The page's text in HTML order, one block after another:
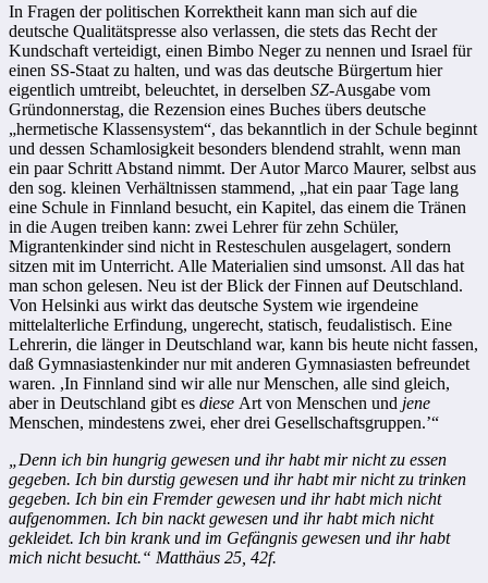
In Fragen der politischen Korrektheit kann man sich auf die
deutsche Qualitätspresse also verlassen, die stets das Recht der
Kundschaft verteidigt, einen Bimbo Neger zu nennen und Israel für
einen SS-Staat zu halten, und was das deutsche Bürgertum hier
eigentlich umtreibt, beleuchtet, in derselben SZ-Ausgabe vom
Gründonnerstag, die Rezension eines Buches übers deutsche
„hermetische Klassensystem“, das bekanntlich in der Schule beginnt
und dessen Schamlosigkeit besonders blendend strahlt, wenn man
ein paar Schritt Abstand nimmt. Der Autor Marco Maurer, selbst aus
den sog. kleinen Verhältnissen stammend, „hat ein paar Tage lang
eine Schule in Finnland besucht, ein Kapitel, das einem die Tränen
in die Augen treiben kann: zwei Lehrer für zehn Schüler,
Migrantenkinder sind nicht in Resteschulen ausgelagert, sondern
sitzen mit im Unterricht. Alle Materialien sind umsonst. All das hat
man schon gelesen. Neu ist der Blick der Finnen auf Deutschland.
Von Helsinki aus wirkt das deutsche System wie irgendeine
mittelalterliche Erfindung, ungerecht, statisch, feudalistisch. Eine
Lehrerin, die länger in Deutschland war, kann bis heute nicht fassen,
daß Gymnasiastenkinder nur mit anderen Gymnasiasten befreundet
waren. ,In Finnland sind wir alle nur Menschen, alle sind gleich,
aber in Deutschland gibt es diese Art von Menschen und jene
Menschen, mindestens zwei, eher drei Gesellschaftsgruppen.’“
„Denn ich bin hungrig gewesen und ihr habt mir nicht zu essen
gegeben. Ich bin durstig gewesen und ihr habt mir nicht zu trinken
gegeben. Ich bin ein Fremder gewesen und ihr habt mich nicht
aufgenommen. Ich bin nackt gewesen und ihr habt mich nicht
gekleidet. Ich bin krank und im Gefängnis gewesen und ihr habt
mich nicht besucht.“ Matthäus 25, 42f.